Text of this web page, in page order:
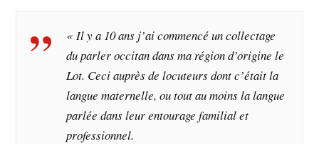
« Il y a 10 ans j’ai commencé un collectage
du parler occitan dans ma région d’origine le
Lot. Ceci auprès de locuteurs dont c’était la
langue maternelle, ou tout au moins la langue
parlée dans leur entourage familial et
professionnel.